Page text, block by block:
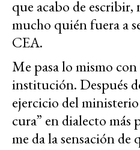
que acabo de
mucho quién fuera a
CEA.
Me pasa lo mismo
institución. Después
ejercicio del
cura” en dialecto
me da la sensación de